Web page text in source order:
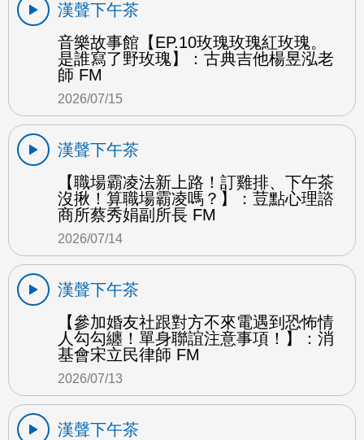
漢聲下午茶
音樂故事館【EP.10玫瑰玫瑰紅玫瑰。
是誰寫了野玫瑰】：古典吉他楊昱泓老
師 FM
2026/07/15
漢聲下午茶
【職場霸凌法新上路！訂雞排、下午茶
沒揪！算職場霸凌嗎？】：荳點心理諮
商所蔡秀娟副所長 FM
2026/07/14
漢聲下午茶
【參加婚友社跟對方不來電遇到恐怖情
人勾勾纏！單身聯誼注意事項！】：消
基會宋立民律師 FM
2026/07/13
漢聲下午茶